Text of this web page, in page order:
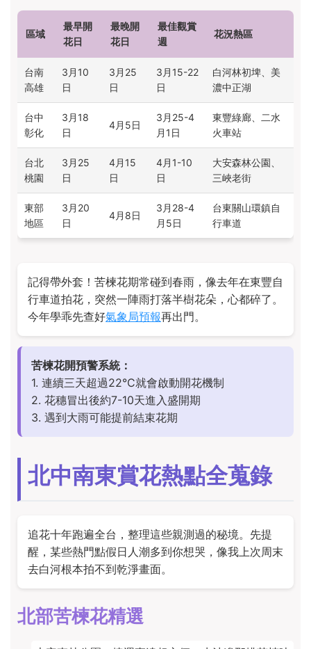
區域
最早開
花日
最晚開
花日
最佳觀賞
週
花況熱區
台南
高雄
3月10
日
3月25
日
3月15-22
日
白河林初埤、美
濃中正湖
台中
彰化
3月18
日
4月5日
3月25-4
月1日
東豐綠廊、二水
火車站
台北
桃園
3月25
日
4月15
日
4月1-10
日
大安森林公園、
三峽老街
東部
地區
3月20
日
4月8日
3月28-4
月5日
台東關山環鎮自
行車道
記得帶外套！苦楝花期常碰到春雨，像去年在東豐自
行車道拍花，突然一陣雨打落半樹花朵，心都碎了。
今年學乖先查好氣象局預報再出門。
苦楝花開預警系統：
1. 連續三天超過22°C就會啟動開花機制
2. 花穗冒出後約7-10天進入盛開期
3. 遇到大雨可能提前結束花期
北中南東賞花熱點全蒐錄
追花十年跑遍全台，整理這些親測過的秘境。先提
醒，某些熱門點假日人潮多到你想哭，像我上次周末
去白河根本拍不到乾淨畫面。
北部苦楝花精選